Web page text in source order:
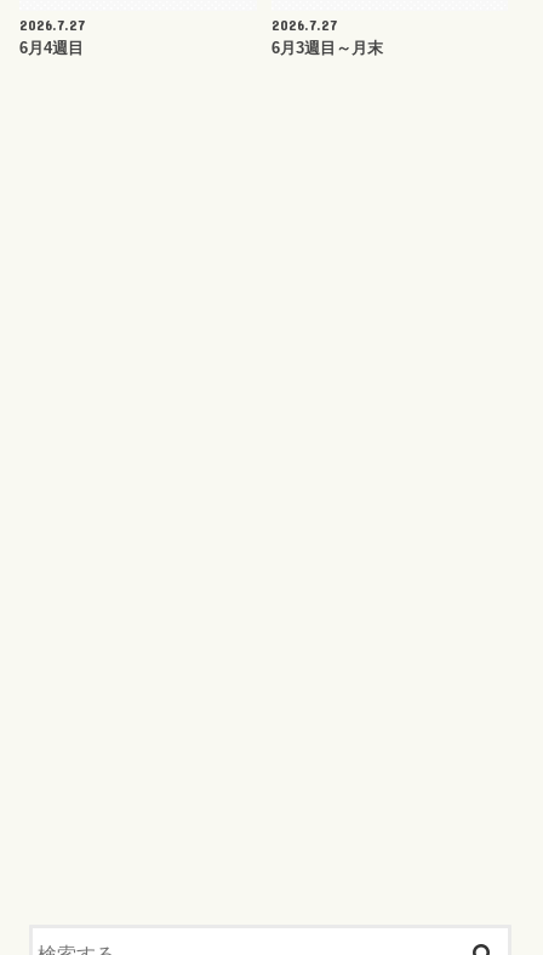
2026.7.27
6月4週目
2026.7.27
6月3週目～月末